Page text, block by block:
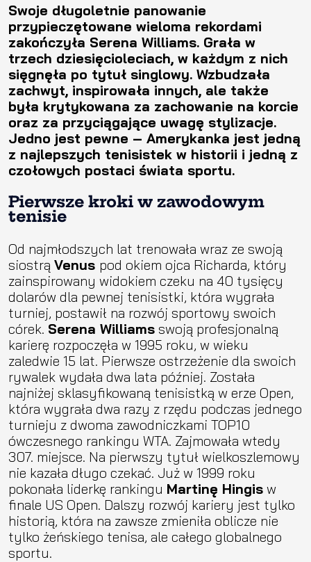
Swoje długoletnie panowanie
przypieczętowane wieloma rekordami
zakończyła Serena Williams. Grała w
trzech dziesięcioleciach, w każdym z nich
sięgnęła po tytuł singlowy. Wzbudzała
zachwyt, inspirowała innych, ale także
była krytykowana za zachowanie na korcie
oraz za przyciągające uwagę stylizacje.
Jedno jest pewne – Amerykanka jest jedną
z najlepszych tenisistek w historii i jedną z
czołowych postaci świata sportu.
Pierwsze kroki w zawodowym
tenisie
Od najmłodszych lat trenowała wraz ze swoją
siostrą Venus pod okiem ojca Richarda, który
zainspirowany widokiem czeku na 40 tysięcy
dolarów dla pewnej tenisistki, która wygrała
turniej, postawił na rozwój sportowy swoich
córek. Serena Williams swoją profesjonalną
karierę rozpoczęła w 1995 roku, w wieku
zaledwie 15 lat. Pierwsze ostrzeżenie dla swoich
rywalek wydała dwa lata później. Została
najniżej sklasyfikowaną tenisistką w erze Open,
która wygrała dwa razy z rzędu podczas jednego
turnieju z dwoma zawodniczkami TOP10
ówczesnego rankingu WTA. Zajmowała wtedy
307. miejsce. Na pierwszy tytuł wielkoszlemowy
nie kazała długo czekać. Już w 1999 roku
pokonała liderkę rankingu Martinę Hingis w
finale US Open. Dalszy rozwój kariery jest tylko
historią, która na zawsze zmieniła oblicze nie
tylko żeńskiego tenisa, ale całego globalnego
sportu.